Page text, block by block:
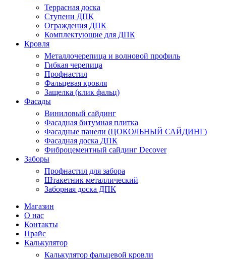
Террасная доска
Ступени ДПК
Ограждения ДПК
Комплектующие для ДПК
Кровля
Металлочерепица и волновой профиль
Гибкая черепица
Профнастил
Фальцевая кровля
Защелка (клик фальц)
Фасады
Виниловый сайдинг
Фасадная битумная плитка
Фасадные панели (ЦОКОЛЬНЫЙ САЙДИНГ)
Фасадная доска ДПК
Фиброцементный сайдинг Decover
Заборы
Профнастил для забора
Штакетник металлический
Заборная доска ДПК
Магазин
О нас
Контакты
Прайс
Калькулятор
Калькулятор фальцевой кровли